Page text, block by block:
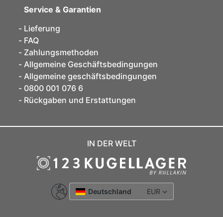
Service & Garantien
Lieferung
FAQ
Zahlungsmethoden
Allgemeine Geschäftsbedingungen
Allgemeine geschäftsbedingungen
0800 001 076 6
Rückgaben und Erstattungen
IN DER WELT
Deutschland EUR